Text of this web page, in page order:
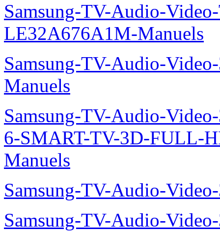
Samsung-TV-Audio-
LE32A676A1M-Manuels
Samsung-TV-Audio-
Manuels
Samsung-TV-Audio-
6-SMART-TV-3D-FULL-
Manuels
Samsung-TV-Audio-
Samsung-TV-Audio-